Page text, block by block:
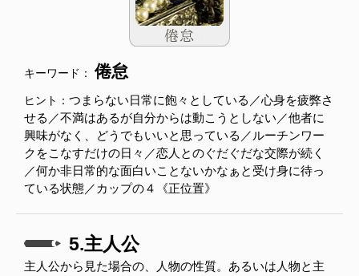
キーワード：倦怠
ヒント： つまらない日常に飽々としている／心身を疲弊さ
せる／不満はあるが自分からは動こうとしない／他者に
興味がなく、どうでもいいと思っている／ルーチンワー
クをこなすだけの日々／恋人とのぐだぐだな交際が続く
／何か非日常的な面白いことないかなぁと受け身に待っ
ている状態／カップの４《正位置》
5.主人公
主人公から見た場合の、人物の性質。あるいは人物と主